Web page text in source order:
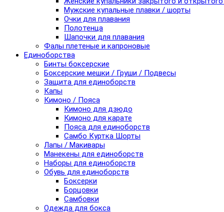
Мужские купальные плавки / шорты
Очки для плавания
Полотенца
Шапочки для плавания
Фалы плетеные и капроновые
Единоборства
Бинты боксерские
Боксерские мешки / Груши / Подвесы
Защита для единоборств
Капы
Кимоно / Пояса
Кимоно для дзюдо
Кимоно для карате
Пояса для единоборств
Самбо Куртка Шорты
Лапы / Макивары
Манекены для единоборств
Наборы для единоборств
Обувь для единоборств
Боксерки
Борцовки
Самбовки
Одежда для бокса